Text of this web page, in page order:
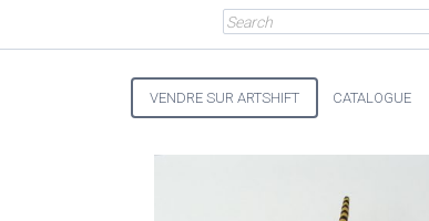
VENDRE SUR ARTSHIFT CATALOGUE